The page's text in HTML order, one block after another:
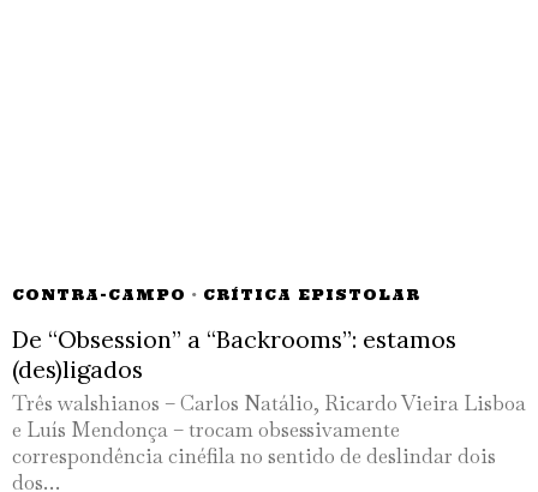
CONTRA-CAMPO · CRÍTICA EPISTOLAR
De “Obsession” a “Backrooms”: estamos
(des)ligados
Três walshianos – Carlos Natálio, Ricardo Vieira Lisboa
e Luís Mendonça – trocam obsessivamente
correspondência cinéfila no sentido de deslindar dois
dos…